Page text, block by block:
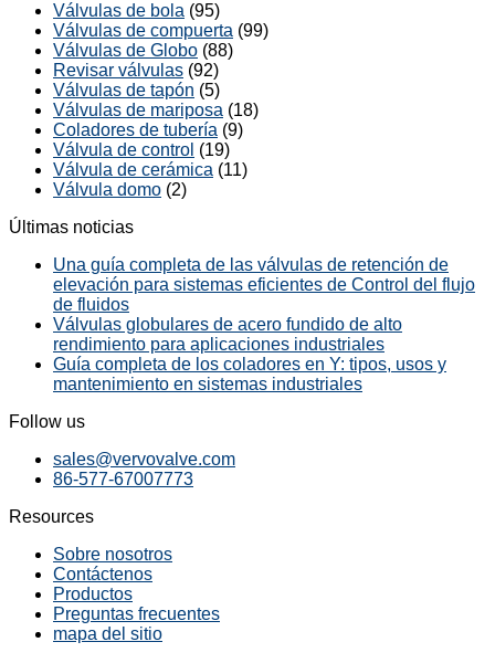
Válvulas de bola (95)
Válvulas de compuerta (99)
Válvulas de Globo (88)
Revisar válvulas (92)
Válvulas de tapón (5)
Válvulas de mariposa (18)
Coladores de tubería (9)
Válvula de control (19)
Válvula de cerámica (11)
Válvula domo (2)
Últimas noticias
Una guía completa de las válvulas de retención de
elevación para sistemas eficientes de Control del flujo
de fluidos
Válvulas globulares de acero fundido de alto
rendimiento para aplicaciones industriales
Guía completa de los coladores en Y: tipos, usos y
mantenimiento en sistemas industriales
Follow us
sales@vervovalve.com
86-577-67007773
Resources
Sobre nosotros
Contáctenos
Productos
Preguntas frecuentes
mapa del sitio